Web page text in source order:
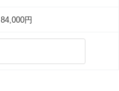
84,000円